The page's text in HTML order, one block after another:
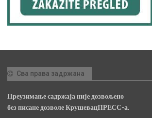
Сва права задржана
Преузимање садржаја није дозвољено
без писане дозволе КрушевацПРЕСС-а.